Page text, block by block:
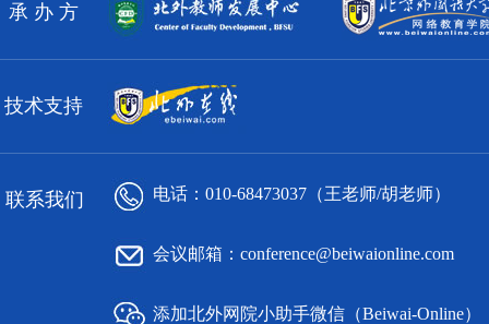
承 办 方
技术支持
联系我们 电话：010-68473037（王老师/胡老师）
会议邮箱：conference@beiwaionline.com
添加北外网院小助手微信（Beiwai-Online）